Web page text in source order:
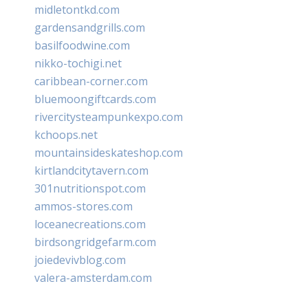
midletontkd.com
gardensandgrills.com
basilfoodwine.com
nikko-tochigi.net
caribbean-corner.com
bluemoongiftcards.com
rivercitysteampunkexpo.com
kchoops.net
mountainsideskateshop.com
kirtlandcitytavern.com
301nutritionspot.com
ammos-stores.com
loceanecreations.com
birdsongridgefarm.com
joiedevivblog.com
valera-amsterdam.com